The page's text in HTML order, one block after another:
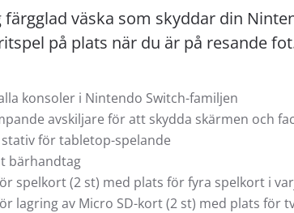
färgglad väska som skyddar din
på plats när du är på resande
konsoler i Nintendo Switch-familjen
avskiljare för att skydda skärmen och
för tabletop-spelande
bärhandtag
spelkort (2 st) med plats för fyra spelkort i
lagring av Micro SD-kort (2 st) med plats för